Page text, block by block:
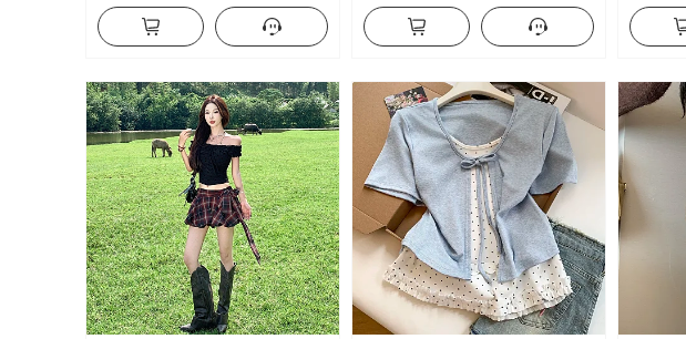
ション ポロ襟 カジュアル 万能 スリム
効果
せている t カジュアル スリム効果 スリ
ムフィット 底打ち トップス
ボン ス
ツスーツ